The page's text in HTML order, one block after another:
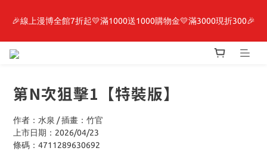
最新開賣🔥「全知讀者視角」 周邊商品
🎉線上漫博全館7折起💛滿1000送1000購物金💛滿3000現折300🎉
【抽籤堂】 影之強者、你又被殺了呢，偵探大人、約會大作戰、
最新開賣🔥「全知讀者視角」 周邊商品
第N次狙擊1【特裝版】
作者：水泉 / 插畫：竹官
上市日期：2026/04/23
條碼：4711289630692